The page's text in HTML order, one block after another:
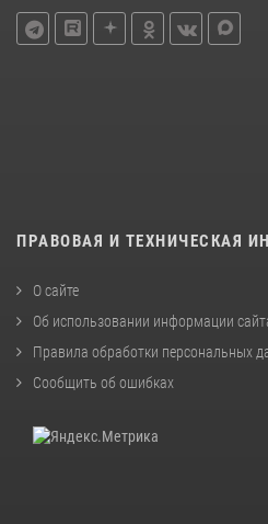
ПРАВОВАЯ И ТЕХНИЧЕСКАЯ
О сайте
Об использовании информации
Правила обработки персональных
Сообщить об ошибках